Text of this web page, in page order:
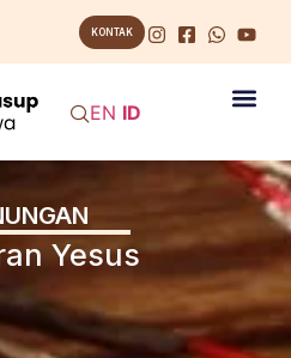
KONTAK
EN ID
Yesus